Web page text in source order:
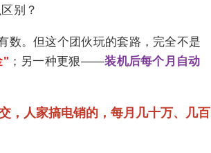
别？
数。但这个团伙玩的套路，完全不是
" ；另一种更狠——装机后每个月自动
，人家搞电销的，每月几十万、几百